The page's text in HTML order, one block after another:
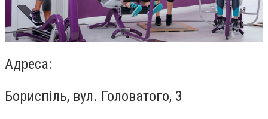
Адреса:
Бориспіль, вул. Головатого, 3